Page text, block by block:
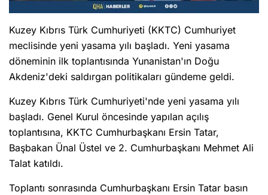
Kuzey Kıbrıs Türk Cumhuriyeti (KKTC) Cumhuriyet
meclisinde yeni yasama yılı başladı. Yeni yasama
döneminin ilk toplantısında Yunanistan'ın Doğu
Akdeniz'deki saldırgan politikaları gündeme geldi.
Kuzey Kıbrıs Türk Cumhuriyeti'nde yeni yasama yılı
başladı. Genel Kurul öncesinde yapılan açılış
toplantısına, KKTC Cumhurbaşkanı Ersin Tatar,
Başbakan Ünal Üstel ve 2. Cumhurbaşkanı Mehmet Ali
Talat katıldı.
Toplantı sonrasında Cumhurbaşkanı Ersin Tatar basın